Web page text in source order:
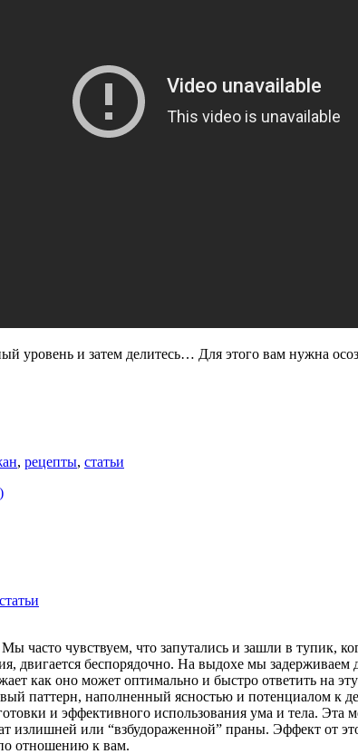
уровень и затем делитесь… Для этого вам нужна
, рецепты, статьи
статьи
часто чувствуем, что запутались и зашли в тупик,
двигается беспорядочно. На выдохе мы
как оно может оптимально и быстро ответить на
паттерн, наполненный ясностью и потенциалом
и эффективного использования ума и тела.
излишней или “взбудораженной” праны. Эффект от
отношению к вам.